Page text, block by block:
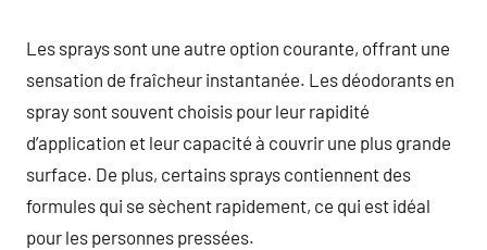
Les sprays sont une autre option courante, offrant une
sensation de fraîcheur instantanée. Les déodorants en
spray sont souvent choisis pour leur rapidité
d’application et leur capacité à couvrir une plus grande
surface. De plus, certains sprays contiennent des
formules qui se sèchent rapidement, ce qui est idéal
pour les personnes pressées.